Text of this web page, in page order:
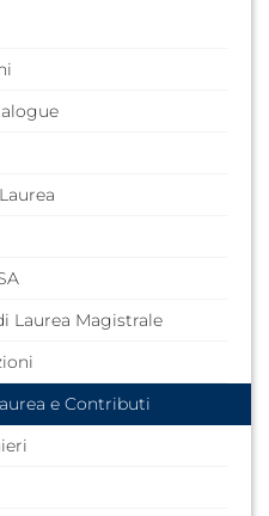
Laurea Magistrale
e Contributi